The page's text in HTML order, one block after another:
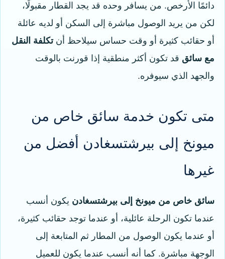
دائمًا الأرخص. من يسافر وحده قد يجد القطار مقبولًا،
لكن من يريد الوصول مباشرة إلى السكن أو لديه عائلة
أو حقائب كثيرة أو وقت حساس سيلاحظ أنتكلفة النقل
مع سائق قد تكون أكثر منطقية إذا قورنت بالوقت
والجهد الذي سيوفره.
متى تكون خدمة سائق خاص من
ميونخ إلى بيرشتسغادن أفضل من
غيرها
سائق خاص من ميونخ إلى بيرشتسغادن يكون أنسب
عندما تكون الرحلة عائلية، أو عندما توجد حقائب كثيرة،
أو عندما يكون الوصول من المطار ثم المتابعة إلى
الوجهة مباشرة. كما أنه أنسب عندما يكون للعميل